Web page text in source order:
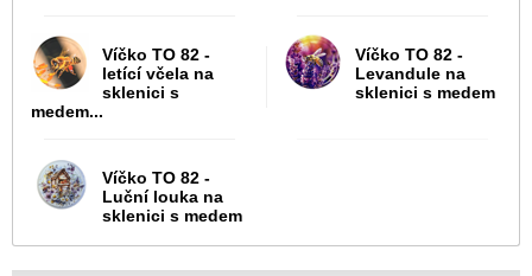
Víčko TO 82 -
letící včela na
sklenici s
medem...
Víčko TO 82 -
Levandule na
sklenici s medem
Víčko TO 82 -
Luční louka na
sklenici s medem